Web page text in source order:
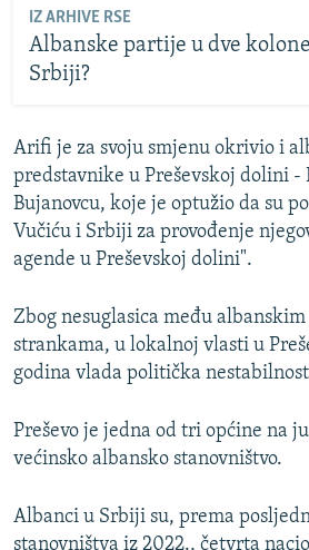
IZ ARHIVE RSE
Albanske partije u dve
Srbiji?
Arifi je za svoju smjenu okrivio i
predstavnike u Preševskoj dolini -
Bujanovcu, koje je optužio da su
Vučiću i Srbiji za provođenje
agende u Preševskoj dolini".
Zbog nesuglasica među
strankama, u lokalnoj vlasti u
godina vlada politička
Preševo je jedna od tri općine na
većinsko albansko stanovništvo.
Albanci u Srbiji su, prema
stanovništva iz 2022., četvrta